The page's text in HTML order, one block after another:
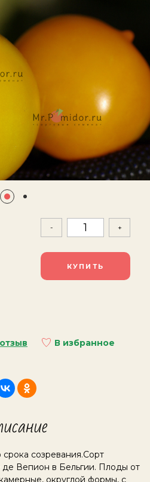
В избранное
- +
созревания.Сорт
Вепион в Бельгии. Плоды от
округлой формы, с